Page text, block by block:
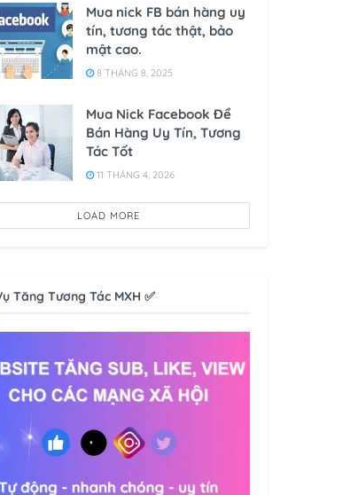
Mua nick FB bán hàng uy
tín, tương tác thật, bảo
mật cao.
8 THÁNG 8, 2025
Mua Nick Facebook Để
Bán Hàng Uy Tín, Tương
Tác Tốt
11 THÁNG 4, 2026
LOAD MORE
Tăng Tương Tác MXH ✅